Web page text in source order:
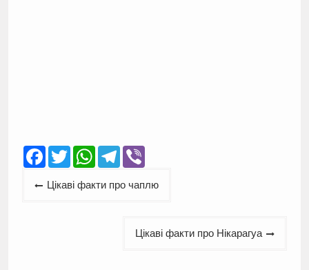
Facebook
TwitterWhatsApp
Telegram
Viber
Навігація
Цікаві факти про чаплю
Цікаві факти про Нікарагуа